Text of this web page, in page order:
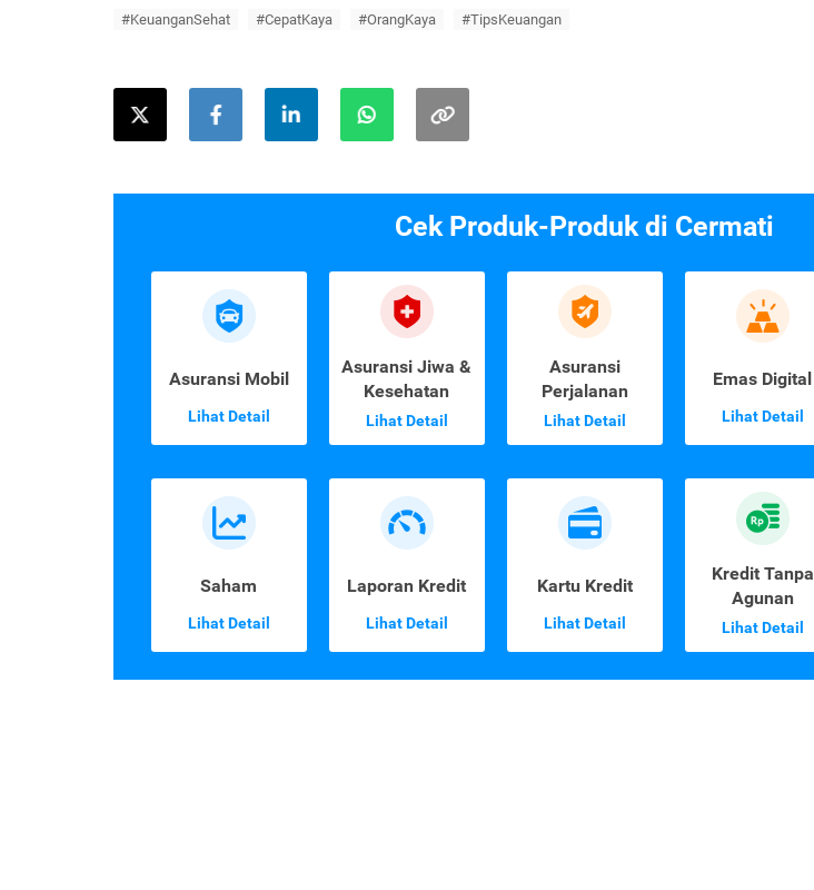
#KeuanganSehat #CepatKaya #OrangKaya #TipsKeuangan
Cek Produk-Produk di Cermati
Asuransi Mobil
Lihat Detail
Asuransi Jiwa &
Kesehatan
Lihat Detail
Asuransi
Perjalanan
Lihat Detail
Emas Digital
Lihat Detail
Saham
Lihat Detail
Laporan Kredit
Lihat Detail
Kartu Kredit
Lihat Detail
Kredit Tanpa
Agunan
Lihat Detail